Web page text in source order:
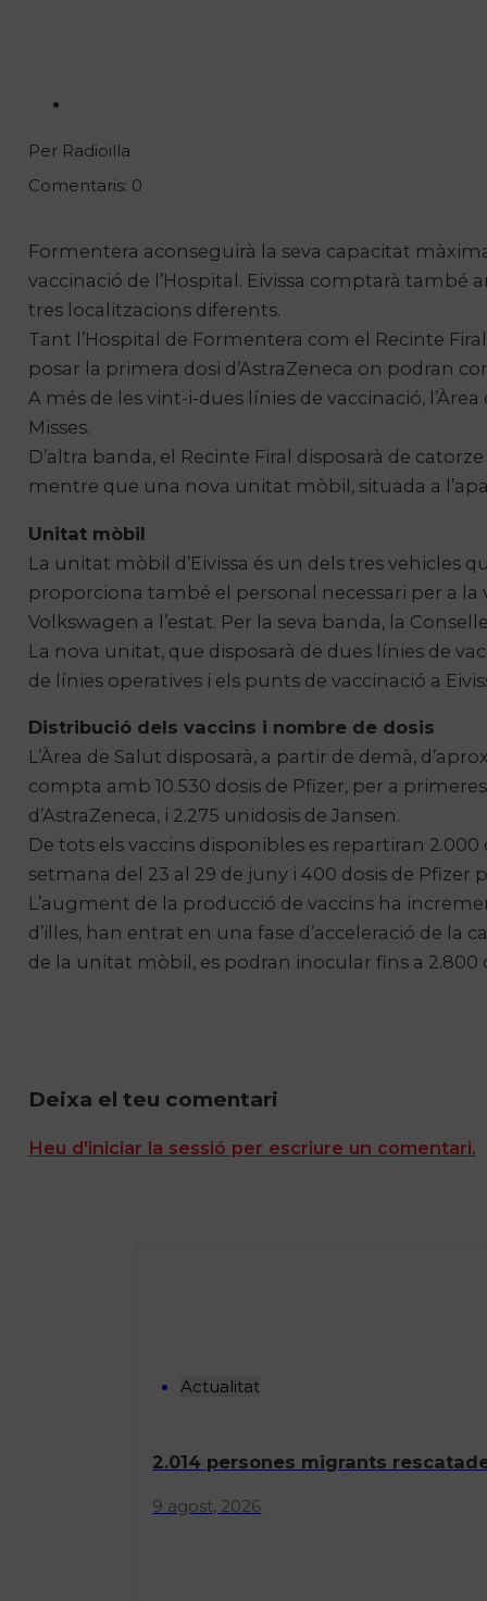
Per Radioilla
Comentaris: 0
Formentera aconseguirà la seva capacitat
vaccinació de l’Hospital. Eivissa comptarà
tres localitzacions diferents.
Tant l’Hospital de Formentera com el Recinte
posar la primera dosi d’AstraZeneca on podran
A més de les vint-i-dues línies de vaccinació,
Misses.
D’altra banda, el Recinte Firal disposarà de
mentre que una nova unitat mòbil, situada a
Unitat mòbil
La unitat mòbil d’Eivissa és un dels tres vehicles
proporciona també el personal necessari per a
Volkswagen a l’estat. Per la seva banda, la
La nova unitat, que disposarà de dues línies de
de línies operatives i els punts de vaccinació a
Distribució dels vaccins i nombre de dosis
L’Àrea de Salut disposarà, a partir de demà,
compta amb 10.530 dosis de Pfizer, per a
d’AstraZeneca, i 2.275 unidosisde Jansen.
De tots els vaccins disponibles es repartiran 2.000
setmana del 23 al 29 de juny i 400 dosis de
L’augment de la producció de vaccins ha
d’illes, han entrat en una fase d’acceleració de
de la unitat mòbil, es podran inocular fins a 2.800
Deixa el teu comentari
Heu d'iniciar la sessió per escriure un comentari.
Actualitat
2.014 persones migrants
9 agost, 2026